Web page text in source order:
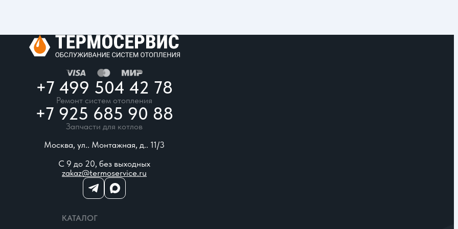
+7 499 504 42 78
Ремонт систем отопления
+7 925 685 90 88
Запчасти для котлов
Москва, ул.. Монтажная, д.. 11/3
С 9 до 20, без выходных
zakaz@termoservice.ru
КАТАЛОГ